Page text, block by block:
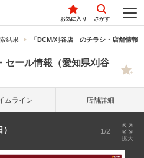
お気に入り さがす
結果 「DCM/刈谷店」のチラシ・店舗情報
セール情報（愛知県刈谷
ム ライン 店舗詳細
1/2
拡大